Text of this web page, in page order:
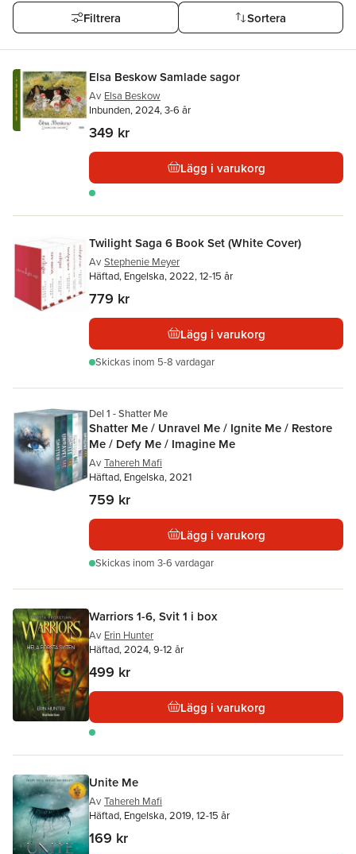
Filtrera Sortera
Elsa Beskow Samlade sagor
Av Elsa Beskow
Inbunden, 2024, 3-6 år
349 kr
Lägg i varukorg
Twilight Saga 6 Book Set (White Cover)
Av Stephenie Meyer
Häftad, Engelska, 2022, 12-15 år
779 kr
Lägg i varukorg
Skickas inom 5-8 vardagar
Del 1 - Shatter Me
Shatter Me / Unravel Me / Ignite Me / Restore
Me / Defy Me / Imagine Me
Av Tahereh Mafi
Häftad, Engelska, 2021
759 kr
Lägg i varukorg
Skickas inom 3-6 vardagar
Warriors 1-6, Svit 1 i box
Av Erin Hunter
Häftad, 2024, 9-12 år
499 kr
Lägg i varukorg
Unite Me
Av Tahereh Mafi
Häftad, Engelska, 2019, 12-15 år
169 kr